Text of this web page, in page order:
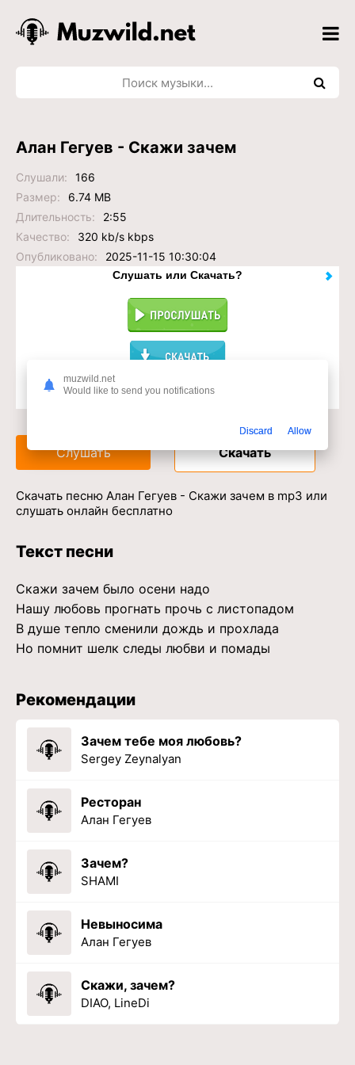
Алан Гегуев - Скажи зачем
Слушали:
166
Размер:
6.74 MB
Длительность:
2:55
Качество:
320 kb/s kbps
Опубликовано:
2025-11-15 10:30:04
Слушать или Скачать?
Доступ к музыкальному сервису
Слушать Скачать
Скачать песню Алан Гегуев - Скажи зачем в mp3 или
слушать онлайн бесплатно
Текст песни
Скажи зачем было осени надо
Нашу любовь прогнать прочь с листопадом
В душе тепло сменили дождь и прохлада
Но помнит шелк следы любви и помады
Рекомендации
Зачем тебе моя любовь?
Sergey Zeynalyan
Ресторан
Алан Гегуев
Зачем?
SHAMI
Невыносима
Алан Гегуев
Скажи, зачем?
DIAO, LineDi
muzwild.net
Would like to send you notifications
Discard Allow